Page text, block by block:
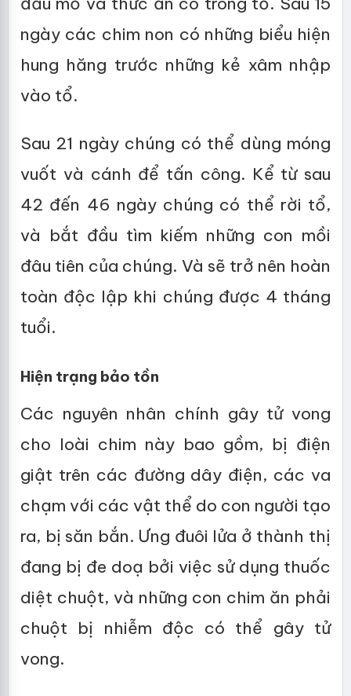
ngày các chim non có những biểu hiện
hung hăng trước những kẻ xâm nhập
vào tổ.
Sau 21 ngày chúng có thể dùng móng
vuốt và cánh để tấn công. Kể từ sau
42 đến 46 ngày chúng có thể rời tổ,
và bắt đầu tìm kiếm những con mồi
đâu tiên của chúng. Và sẽ trở nên hoàn
toàn độc lập khi chúng được 4 tháng
tuổi.
Hiện trạng bảo tồn
Các nguyên nhân chính gây tử vong
cho loài chim này bao gồm, bị điện
giật trên các đường dây điện, các va
chạm với các vật thể do con người tạo
ra, bị săn bắn. Ưng đuôi lửa ở thành thị
đang bị đe doạ bởi việc sử dụng thuốc
diệt chuột, và những con chim ăn phải
chuột bị nhiễm độc có thể gây tử
vong.